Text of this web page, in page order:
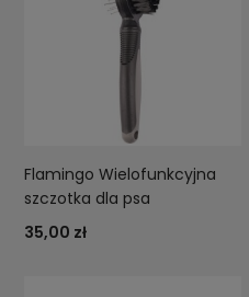
Flamingo Wielofunkcyjna
szczotka dla psa
35,00 zł